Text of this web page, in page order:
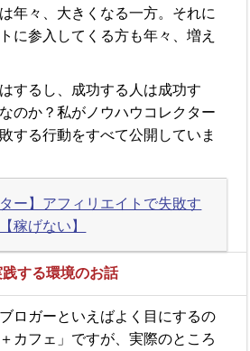
年々、大きくなる一方。それに
に参入してくる方も年々、増え
するし、成功する人は成功す
のか？私がノウハウコレクター
する行動をすべて公開していま
ー】アフィリエイトで失敗す
稼げない】
する環境のお話
ロガーといえばよく目にするの
カフェ」ですが、実際のところ